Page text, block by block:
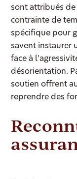
sont attribués de
contrainte de
spécifique pour
savent instaurer
face à
désorientation.
soutien offrent
reprendre des